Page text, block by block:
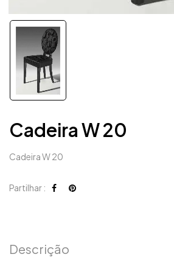
Cadeira W 20
Cadeira W 20
Partilhar :
Descrição